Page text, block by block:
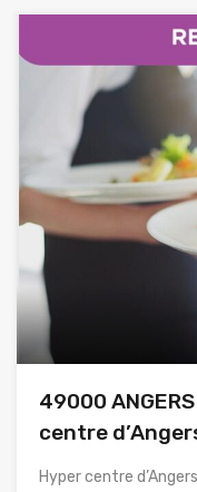
49000
centre
Hyper centre